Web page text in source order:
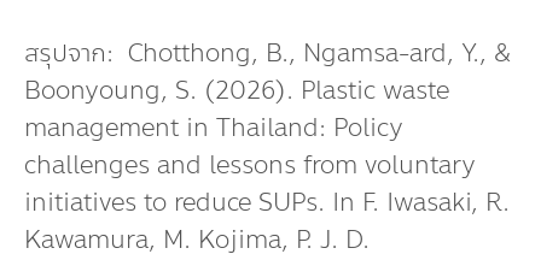
สรุปจาก: Chotthong, B., Ngamsa-ard, Y., &
Boonyoung, S. (2026). Plastic waste
management in Thailand: Policy
challenges and lessons from voluntary
initiatives to reduce SUPs. In F. Iwasaki, R.
Kawamura, M. Kojima, P. J. D.